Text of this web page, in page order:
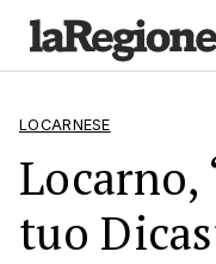
LOCARNESE
Locarno,
tuo